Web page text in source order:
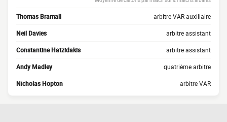
Thomas Bramall arbitre VAR auxiliaire
Neil Davies arbitre assistant
Constantine Hatzidakis arbitre assistant
Andy Madley quatrième arbitre
Nicholas Hopton arbitre VAR